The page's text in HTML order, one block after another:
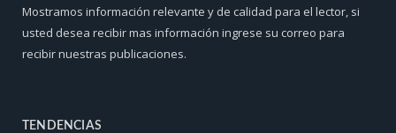
Mostramos información relevante y de calidad para el lector, si
usted desea recibir mas información ingrese su correo para
recibir nuestras publicaciones.
TENDENCIAS